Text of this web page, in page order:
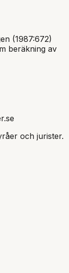
(1987:672)
beräkning av
och jurister.